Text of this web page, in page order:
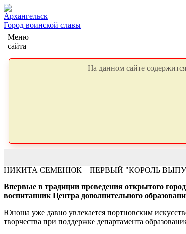
Архангельск
Город воинской славы
Меню
сайта
На данном сайте
НИКИТА СЕМЕНЮК – ПЕРВЫЙ "КОРОЛЬ
Впервые в традиции проведения открытого
воспитанник Центра дополнительного
Юноша уже давно увлекается портновским
творчества при поддержке департамента